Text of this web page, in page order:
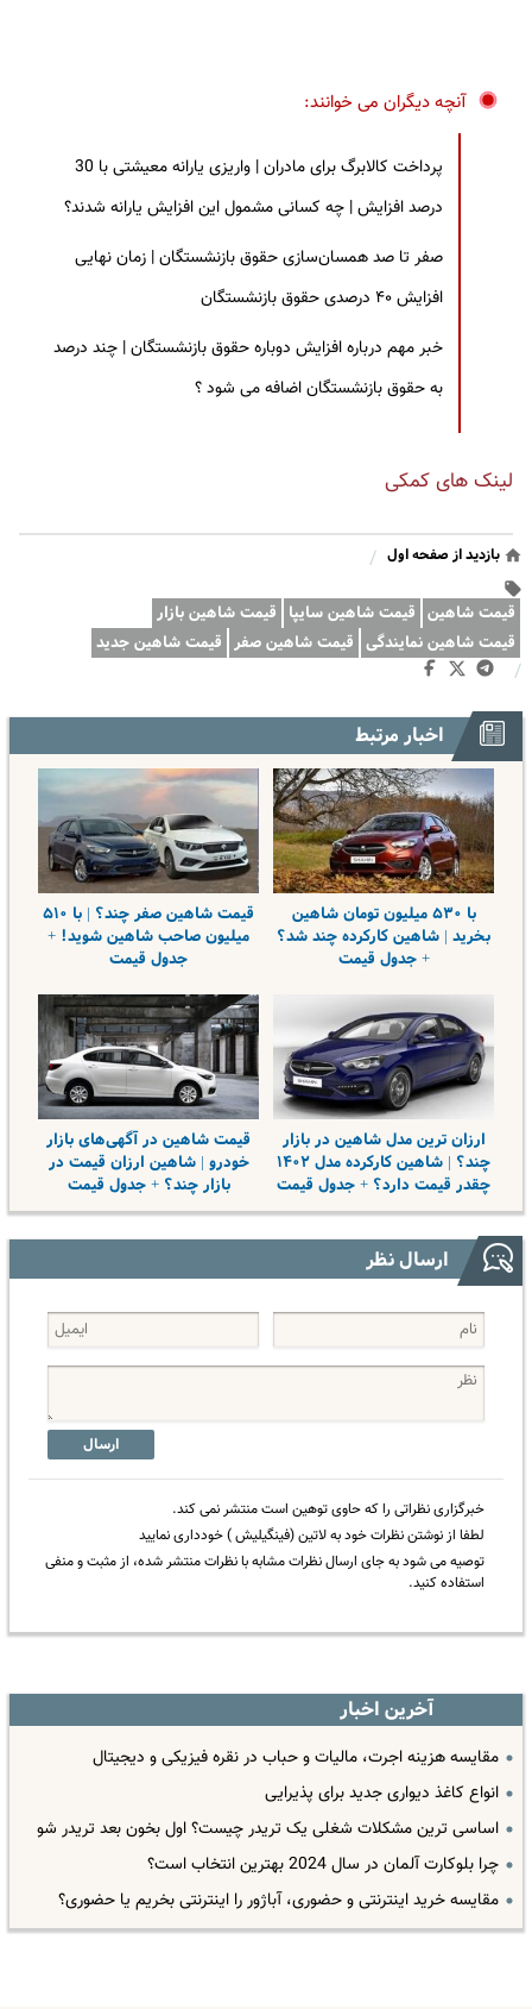
آنچه دیگران می خوانند:
پرداخت کالابرگ برای مادران | واریزی یارانه معیشتی با 30
درصد افزایش | چه کسانی مشمول این افزایش یارانه شدند؟
صفر تا صد همسان‌سازی حقوق بازنشستگان | زمان نهایی
افزایش ۴۰ درصدی حقوق بازنشستگان
خبر مهم درباره افزایش دوباره حقوق بازنشستگان | چند درصد
به حقوق بازنشستگان اضافه می شود ؟
لینک های کمکی
بازدید از صفحه اول /
قیمت شاهین قیمت شاهین سایپا
قیمت شاهین بازار
قیمت شاهین نمایندگی قیمت شاهین صفر قیمت شاهین جدید
/
اخبار مرتبط
با ۵۳۰ میلیون تومان شاهین
بخرید | شاهین کارکرده چند شد؟
+ جدول قیمت
قیمت شاهین صفر چند؟ | با ۵۱۰
میلیون صاحب شاهین شوید! +
جدول قیمت
ارزان ترین مدل شاهین در بازار
چند؟ | شاهین کارکرده مدل ۱۴۰۲
چقدر قیمت دارد؟ + جدول قیمت
قیمت شاهین در آگهی‌های بازار
خودرو | شاهین ارزان قیمت در
بازار چند؟ + جدول قیمت
ارسال نظر
ارسال
خبرگزاری نظراتی را که حاوی توهین است منتشر نمی کند.
لطفا از نوشتن نظرات خود به لاتین (فینگیلیش ) خودداری نمایید
توصیه می شود به جای ارسال نظرات مشابه با نظرات منتشر شده، از مثبت و منفی
استفاده کنید.
آخرین اخبار
مقایسه هزینه اجرت، مالیات و حباب در نقره فیزیکی و دیجیتال
انواع کاغذ دیواری جدید برای پذیرایی
اساسی ترین مشکلات شغلی یک تریدر چیست؟ اول بخون بعد تریدر شو
چرا بلوکارت آلمان در سال 2024 بهترین انتخاب است؟
مقایسه خرید اینترنتی و حضوری، آباژور را اینترنتی بخریم یا حضوری؟